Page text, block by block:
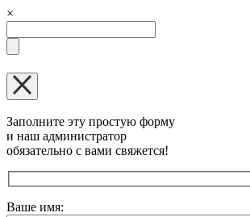
×
Заполните эту простую форму
и наш администратор
обязательно с вами свяжется!
Оставьте это поле пустым.
Ваше имя: